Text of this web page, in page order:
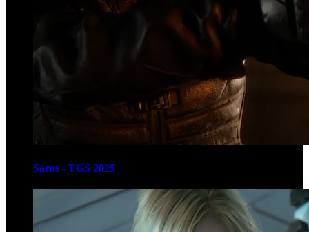
Saros - TGS 2025